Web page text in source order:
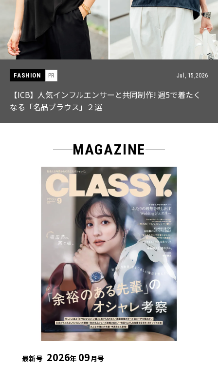
FASHION PR Jul, 15,2026
【ICB】人気インフルエンサーと共同制作! 週5で着たく
なる「名品ブラウス」２選
MAGAZINE
最新号 2026年 09月号